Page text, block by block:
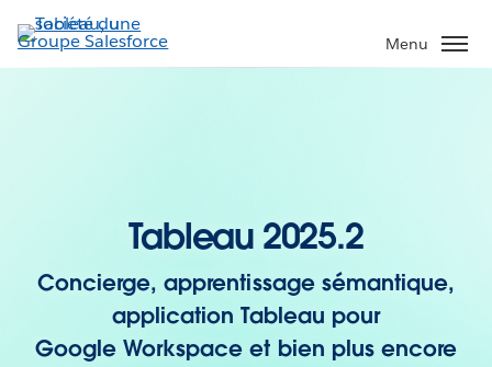
Aller
au
contenu
Menu
Tableau 2025.2
Concierge, apprentissage sémantique,
application Tableau pour
Google Workspace et bien plus encore